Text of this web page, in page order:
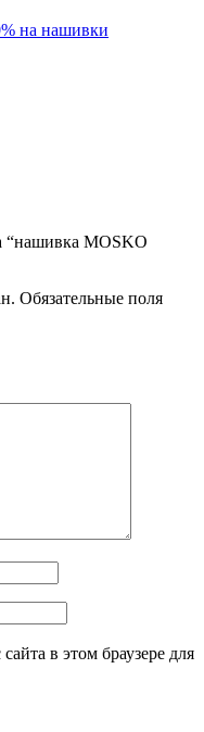
на нашивки
“нашивка MOSKO
Обязательные поля
в этом браузере для